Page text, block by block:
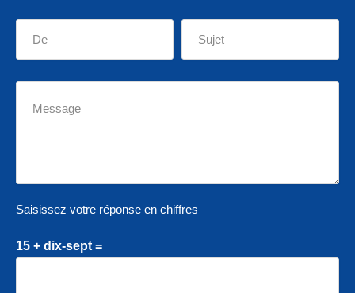
Saisissez votre réponse en chiffres
15 + dix-sept =